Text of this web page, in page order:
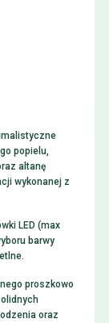
popielu,
altanę
wykonanej z
LED (max
barwy
proszkowo
oraz